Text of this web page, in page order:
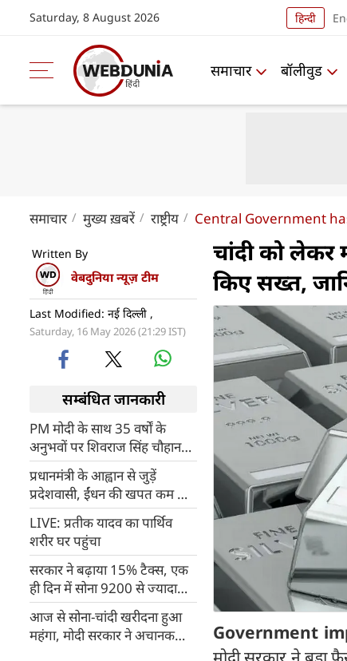
Saturday, 8 August 2026 हिन्दी
समाचार बॉलीवुड
समाचार मुख्य ख़बरें राष्ट्रीय Central Government
Written By
वेबदुनिया न्यूज़ टीम
Last Modified: नई दिल्ली ,
Saturday, 16 May 2026 (21:29 IST)
सम्बंधित जानकारी
PM मोदी के साथ 35 वर्षों के
अनुभवों पर शिवराज सिंह चौहान
की पुस्तक ‘अपनापन’, 26 मई को
होगा लोकार्पण
प्रधानमंत्री के आह्वान से जुड़ें
प्रदेशवासी, ईंधन की खपत कम करें,
अनावश्यक न करें सोने की खरीदारी
: योगी आदित्यनाथ
LIVE: प्रतीक यादव का पार्थिव
शरीर घर पहुंचा
सरकार ने बढ़ाया 15% टैक्स, एक
ही दिन में सोना 9200 से ज्यादा
महंगा, 18,000 रुपए बढ़े चांदी के
दाम
आज से सोना-चांदी खरीदना हुआ
महंगा, मोदी सरकार ने अचानक
चांदी को लेकर
किए सख्‍त,
Government